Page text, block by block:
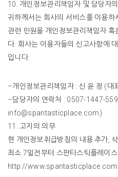
10. 개인정보관리책임자 및 담당자의
귀하께서는 회사의 서비스를 이용하
관련 민원을 개인정보관리책임자 혹
다 회사는 이용자들의 신고사항에
입니다.
–개인정보관리책임자: 신 윤 정 (대
–담당자의 연락처 : 0507-1447-
info@spantasticplace.com)
11.고지의 의무
현 개인정보취급방침의 내용 추가
최소 7일전부터 스판타스틱플레이스
http://www.spantasticplace.com